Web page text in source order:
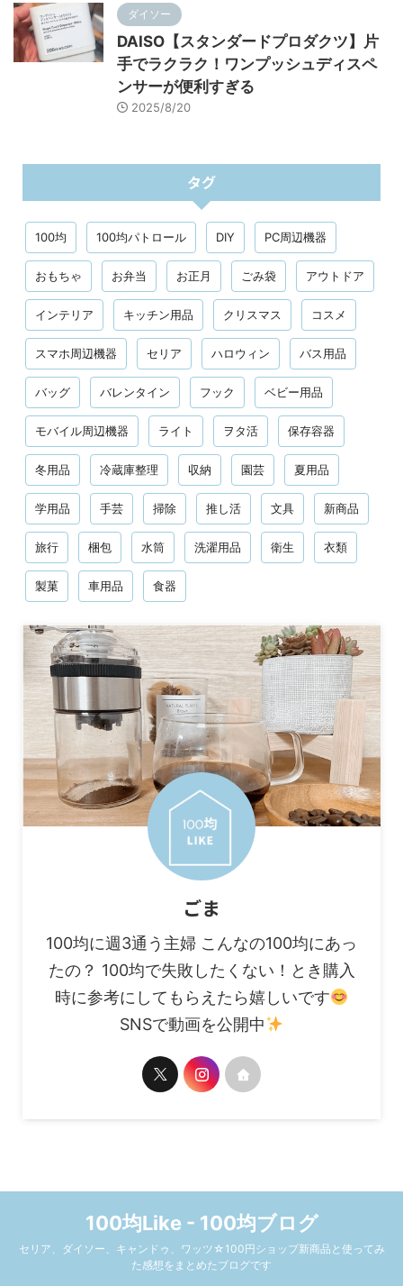
ダイソー
DAISO【スタンダードプロダクツ】片
手でラクラク！ワンプッシュディスペ
ンサーが便利すぎる
2025/8/20
タグ
100均 100均パトロール DIY PC周辺機器
おもちゃ お弁当 お正月 ごみ袋 アウトドア
インテリア キッチン用品 クリスマス コスメ
スマホ周辺機器 セリア ハロウィン バス用品
バッグ バレンタイン フック ベビー用品
モバイル周辺機器 ライト ヲタ活 保存容器
冬用品 冷蔵庫整理 収納 園芸 夏用品
学用品 手芸 掃除 推し活 文具 新商品
旅行 梱包 水筒 洗濯用品 衛生 衣類
製菓 車用品 食器
ごま
100均に週3通う主婦 こんなの100均にあっ
たの？ 100均で失敗したくない！とき購入
時に参考にしてもらえたら嬉しいです
SNSで動画を公開中
100均Like - 100均ブログ
セリア、ダイソー、キャンドゥ、ワッツ☆100円ショップ新商品と使ってみ
た感想をまとめたブログです